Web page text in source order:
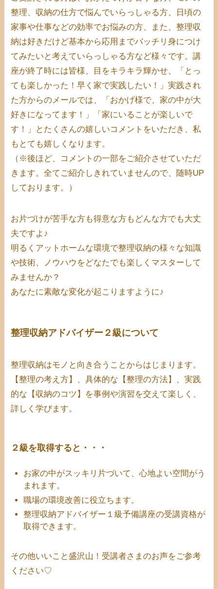
整理、収納の仕方で悩んでいらっしゃる方、日頃の
家事や仕事などの効率でお悩みの方、また、整理収
納は好きだけど基本から応用までバッチリ身につけ
てみたいと考えていらっしゃる方など様々です。講
座が終了時には皆様、目をキラキラ輝かせ、「とっ
ても楽しかった！早く家で実践したい！」実践され
た方からのメールでは、「 おかげ様で、家の中が大
好きになってます！」「家にいることが楽しいで
す！」
とたくさんの嬉しいコメントをいただき、私
もとても嬉しくなります。
（※後ほど、コメントの一部をご紹介させていただ
きます。全てご紹介しきれていませんので、随時UP
しております。）
お片づけが苦手な方も得意な方もどんな方でも大丈
夫ですよ♪
明るくアットホームな環境で整理収納の様々な知識
や技術、ノウハウをどなたでも楽しくマスターして
みませんか？
あなたに素敵な変化が起こりますように♪
整理収納アドバイザー２級について
整理収納はモノと向き合うことからはじまります。
【整理の考え方】、具体的な【整理の方法】、実践
的な【収納のコツ】を事例や演習を交えて楽しく、
詳しく学びます。
２級を取得すると・・・
お家の中がスッキリ片づいて、心地よい空間がう
まれます。
職場の環境改善に役立ちます。
整理収納アドバイザー１級予備講座の受講資格が
取得できます。
その他いいこと盛沢山！受講者さまのお声をご参考
ください♡